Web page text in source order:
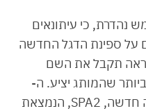
נהדרת, כי עיתונאים
על ספינת הדגל החדשה
תקבל את השם
תיוצר תחת פלטפורמה חדשה, SPA2, הנמצאת